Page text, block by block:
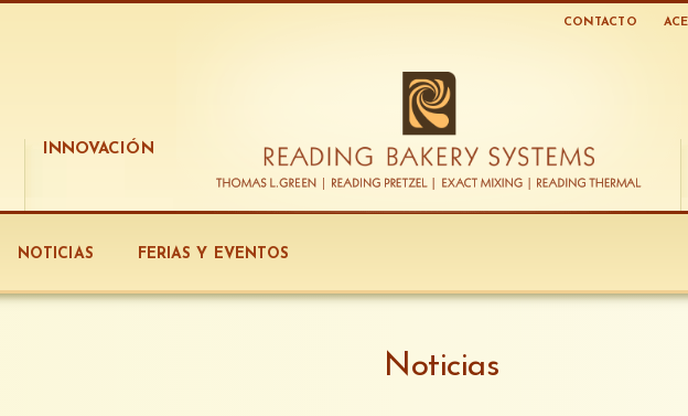
CONTACTO
INNOVACIÓN
NOTICIAS FERIAS Y EVENTOS
Noticias